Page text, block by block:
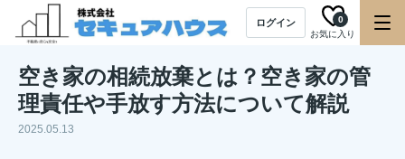
ログイン
お気に入り
0
空き家の相続放棄とは？空き家の管
理責任や手放す方法について解説
2025.05.13